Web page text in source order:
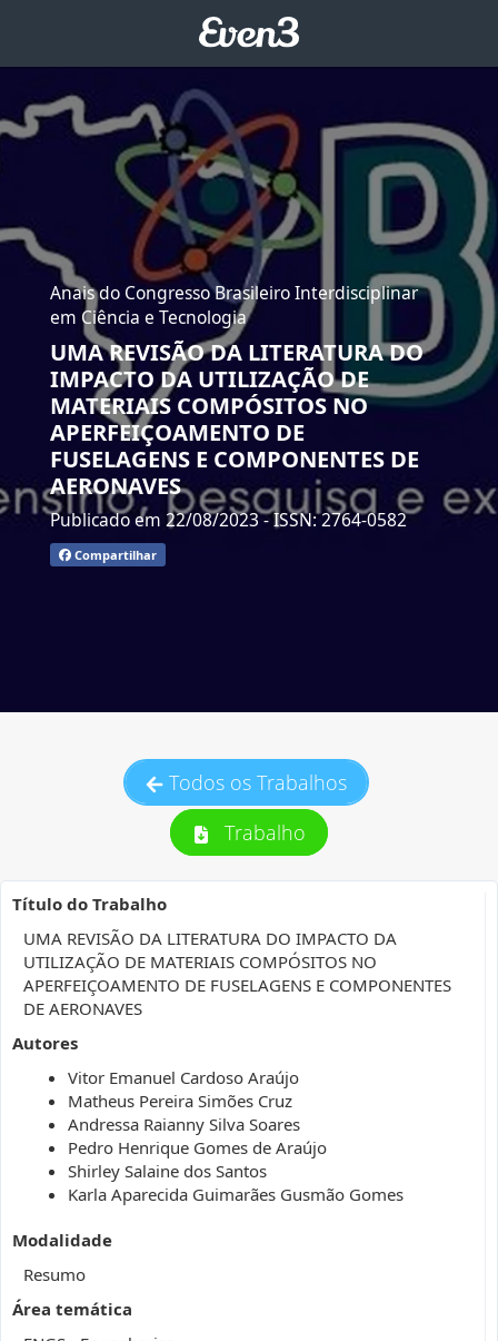
Anais do Congresso Brasileiro Interdisciplinar
em Ciência e Tecnologia
UMA REVISÃO DA LITERATURA DO
IMPACTO DA UTILIZAÇÃO DE
MATERIAIS COMPÓSITOS NO
APERFEIÇOAMENTO DE
FUSELAGENS E COMPONENTES DE
AERONAVES
Publicado em 22/08/2023- ISSN: 2764-0582
Compartilhar
Todos os Trabalhos
Trabalho
Título do Trabalho
UMA REVISÃO DA LITERATURA DO IMPACTO DA
UTILIZAÇÃO DE MATERIAIS COMPÓSITOS NO
APERFEIÇOAMENTO DE FUSELAGENS E COMPONENTES
DE AERONAVES
Autores
Vitor Emanuel Cardoso Araújo
Matheus Pereira Simões Cruz
Andressa Raianny Silva Soares
Pedro Henrique Gomes de Araújo
Shirley Salaine dos Santos
Karla Aparecida Guimarães Gusmão Gomes
Modalidade
Resumo
Área temática